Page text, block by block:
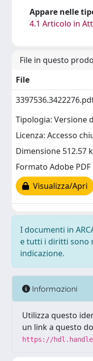
Appare nelle
4.1 Articolo in
File in questo
File
Tipologia: Versione
Licenza: Accesso
Dimensione 512.57
Formato Adobe PDF
Visualizza/Apri
I documenti in
e tutti i diritti sono
indicazione.
Informazioni
Utilizza questo
un link a questo
https://